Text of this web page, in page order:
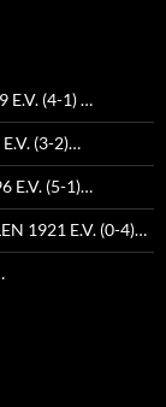
E.V. (4-1) …
(3-2)…
E.V. (5-1)…
1921 E.V. (0-4)…